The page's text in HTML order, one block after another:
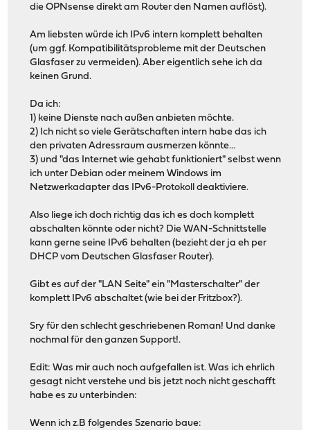
die OPNsense direkt am Router den Namen auflöst).
Am liebsten würde ich IPv6 intern komplett behalten
(um ggf. Kompatibilitätsprobleme mit der Deutschen
Glasfaser zu vermeiden). Aber eigentlich sehe ich da
keinen Grund.
Da ich:
1) keine Dienste nach außen anbieten möchte.
2) Ich nicht so viele Gerätschaften intern habe das ich
den privaten Adressraum ausmerzen könnte...
3) und "das Internet wie gehabt funktioniert" selbst wenn
ich unter Debian oder meinem Windows im
Netzwerkadapter das IPv6-Protokoll deaktiviere.
Also liege ich doch richtig das ich es doch komplett
abschalten könnte oder nicht? Die WAN-Schnittstelle
kann gerne seine IPv6 behalten (bezieht der ja eh per
DHCP vom Deutschen Glasfaser Router).
Gibt es auf der "LAN Seite" ein "Masterschalter" der
komplett IPv6 abschaltet (wie bei der Fritzbox?).
Sry für den schlecht geschriebenen Roman! Und danke
nochmal für den ganzen Support!.
Edit: Was mir auch noch aufgefallen ist. Was ich ehrlich
gesagt nicht verstehe und bis jetzt noch nicht geschafft
habe es zu unterbinden:
Wenn ich z.B folgendes Szenario baue: